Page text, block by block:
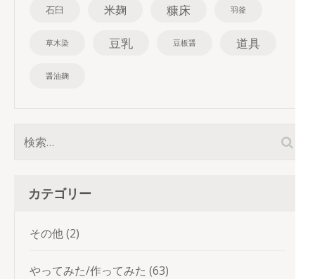
石臼 米麹 糠床 羽釜
草木染 豆乳 豆板醤 道具
醤油麹
検
カテゴリー
その他(2)
やってみた/作ってみた (63)